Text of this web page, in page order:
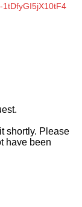
1tDfyGI5jX10tF4